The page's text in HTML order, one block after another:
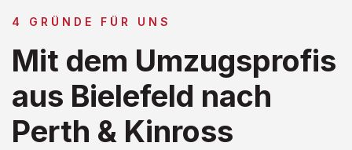
4 GRÜNDE FÜR UNS
Mit dem Umzugsprofis
aus Bielefeld nach
Perth & Kinross